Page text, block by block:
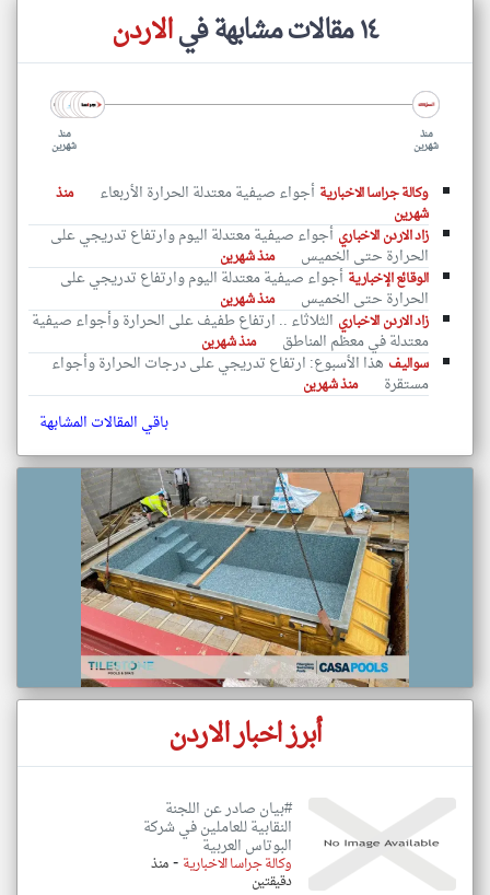
١٤ مقالات مشابهة في الاردن
منذ
شهرين
منذ
شهرين
وكالة جراسا الاخبارية أجواء صيفية معتدلة الحرارة الأربعاء
منذ
شهرين
زاد الاردن الاخباري أجواء صيفية معتدلة اليوم وارتفاع تدريجي على
الحرارة حتى الخميس
منذ شهرين
الوقائع الإخبارية أجواء صيفية معتدلة اليوم وارتفاع تدريجي على
الحرارة حتى الخميس
منذ شهرين
زاد الاردن الاخباري الثلاثاء .. ارتفاع طفيف على الحرارة وأجواء صيفية
معتدلة في معظم المناطق
منذ شهرين
سواليف هذا الأسبوع: ارتفاع تدريجي على درجات الحرارة وأجواء
مستقرة منذ شهرين
باقي المقالات المشابهة
أبرز اخبار الاردن
#بيان صادر عن اللجنة
النقابية للعاملين في شركة
البوتاس العربية
وكالة جراسا الاخبارية -منذ
دقيقتين
klyoum.com